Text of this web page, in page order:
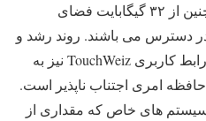
حافظه MicroSD می باشد. همچنین از ۳۲ گیگابایت فضای
آن در دسترس می باشند. روند رشد و
توسعه سیستم عامل اندروید و رابط کاربری TouchWeiz نیز به
امری اجتناب ناپذیر است.
سیستم های خاص که مقداری از